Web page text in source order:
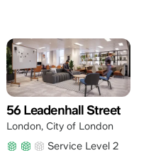
56 Leadenhall Street
London, City of London
Service Level 2